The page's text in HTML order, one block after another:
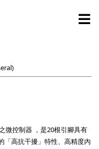
微控制器 ，是20根引腳具有
「高抗干擾」特性、高精度內